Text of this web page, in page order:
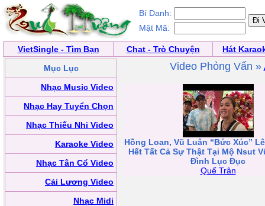
Bí Danh:
Mật Mã:
VietSingle - Tìm Bạn Chat - Trò Chuyện
Hát
Mục Lục
Nhạc Music Video
Nhạc Hay Tuyển Chọn
Nhạc Thiếu Nhi Video
Karaoke Video
Nhạc Tân Cổ Video
Cải Lương Video
Nhạc Midi
Video Phỏng Vấn »
Hồng Loan, Vũ Luân “Bức Xúc”
Hết Tất Cả Sự Thật Tại Mộ Nsut
Đình Lục Đục
Quế Trân